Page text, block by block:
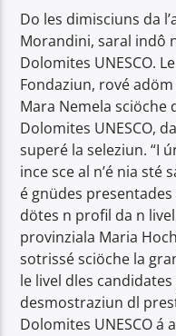
Do les dimisciuns da
Morandini, saral indô
Dolomites UNESCO.
Fondaziun, rové
Mara Nemela
Dolomites UNESCO,
superé la seleziun. “I
ince sce al n’é nia sté
é gnüdes
dötes n profil da n
provinziala Maria
sotrissé sciöche la
le livel dles
desmostraziun dl
Dolomites UNESCO á